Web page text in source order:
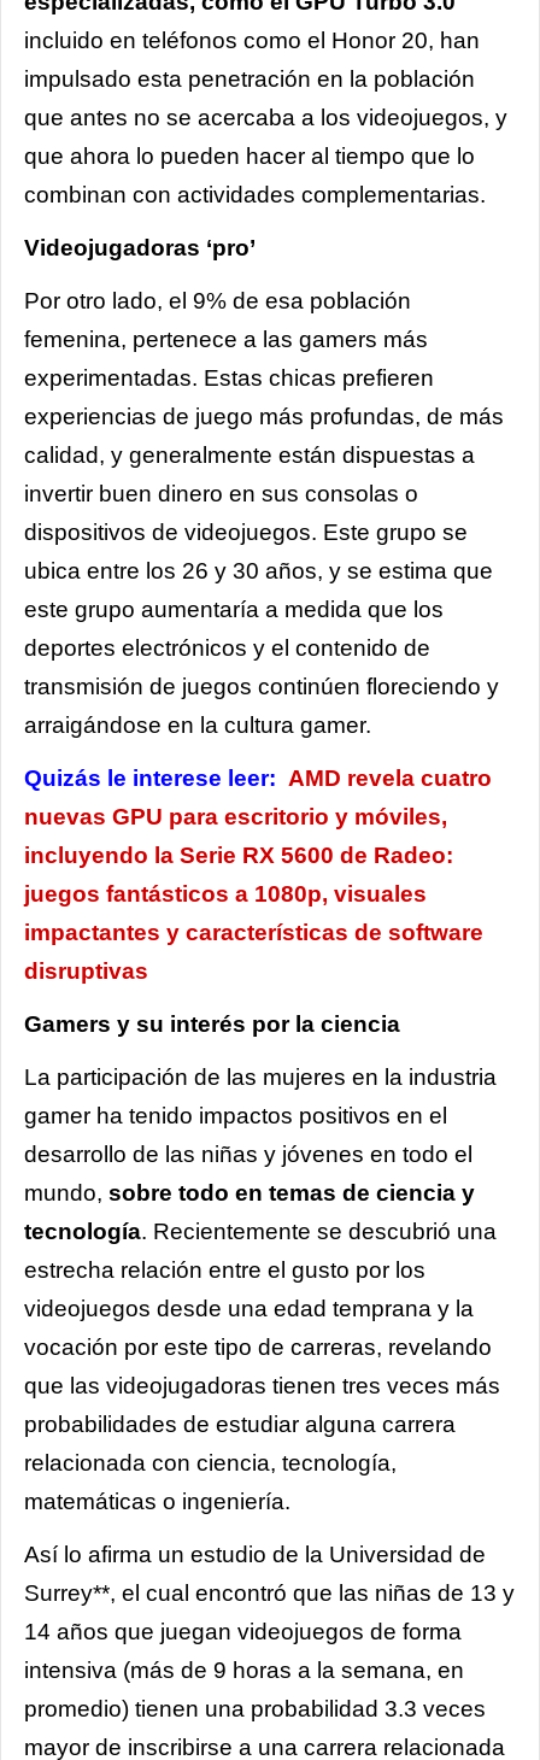
incluido en teléfonos como el Honor 20, han
impulsado esta penetración en la población
que antes no se acercaba a los videojuegos, y
que ahora lo pueden hacer al tiempo que lo
combinan con actividades complementarias.
Videojugadoras ‘pro’
Por otro lado, el 9% de esa población
femenina, pertenece a las gamers más
experimentadas. Estas chicas prefieren
experiencias de juego más profundas, de más
calidad, y generalmente están dispuestas a
invertir buen dinero en sus consolas o
dispositivos de videojuegos. Este grupo se
ubica entre los 26 y 30 años, y se estima que
este grupo aumentaría a medida que los
deportes electrónicos y el contenido de
transmisión de juegos continúen floreciendo y
arraigándose en la cultura gamer.
Quizás le interese leer: AMD revela cuatro
nuevas GPU para escritorio y móviles,
incluyendo la Serie RX 5600 de Radeo:
juegos fantásticos a 1080p, visuales
impactantes y características de software
disruptivas
Gamers y su interés por la ciencia
La participación de las mujeres en la industria
gamer ha tenido impactos positivos en el
desarrollo de las niñas y jóvenes en todo el
mundo, sobre todo en temas de ciencia y
tecnología. Recientemente se descubrió una
estrecha relación entre el gusto por los
videojuegos desde una edad temprana y la
vocación por este tipo de carreras, revelando
que las videojugadoras tienen tres veces más
probabilidades de estudiar alguna carrera
relacionada con ciencia, tecnología,
matemáticas o ingeniería.
Así lo afirma un estudio de la Universidad de
Surrey**, el cual encontró que las niñas de 13 y
14 años que juegan videojuegos de forma
intensiva (más de 9 horas a la semana, en
promedio) tienen una probabilidad 3.3 veces
mayor de inscribirse a una carrera relacionada